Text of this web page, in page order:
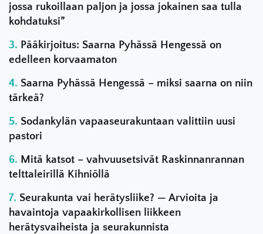
jossa rukoillaan paljon ja jossa jokainen saa tulla
kohdatuksi”
Pääkirjoitus: Saarna Pyhässä Hengessä on
edelleen korvaamaton
Saarna Pyhässä Hengessä – miksi saarna on niin
tärkeä?
Sodankylän vapaaseurakuntaan valittiin uusi
pastori
Mitä katsot – vahvuusetsivät Raskinnanrannan
telttaleirillä Kihniöllä
Seurakunta vai herätysliike? — Arvioita ja
havaintoja vapaakirkollisen liikkeen
herätysvaiheista ja seurakunnista